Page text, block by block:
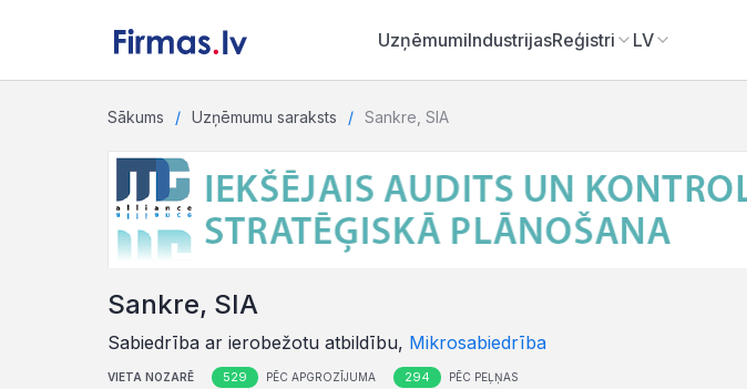
UzņēmumiIndustrijasReģistri LV
Sākums Uzņēmumu saraksts Sankre, SIA
Sankre, SIA
Sabiedrība ar ierobežotu atbildību, Mikrosabiedrība
VIETA NOZARĒ 529 PĒC APGROZĪJUMA 294 PĒC PEĻŅAS